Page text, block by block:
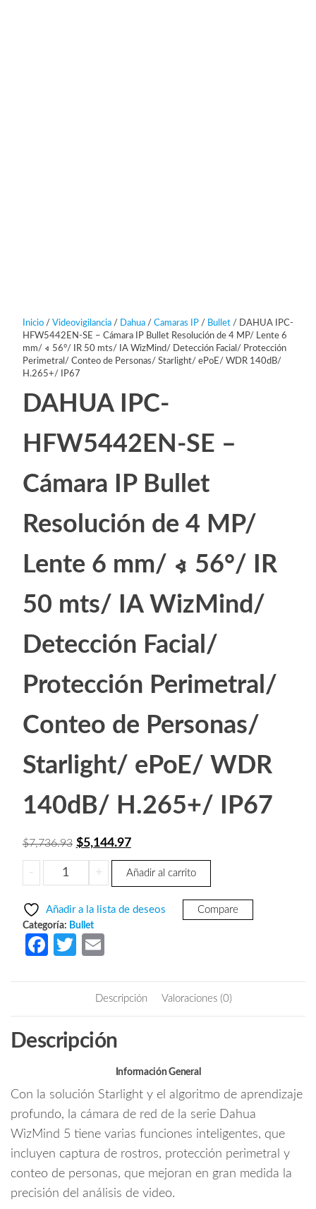
Inicio/ Videovigilancia/ Dahua/ Camaras IP/ Bullet/ DAHUA IPC-
HFW5442EN-SE – Cámara IP Bullet Resolución de 4 MP/ Lente 6
mm/ ∢ 56°/ IR 50 mts/ IA WizMind/ Detección Facial/ Protección
Perimetral/ Conteo de Personas/ Starlight/ ePoE/ WDR 140dB/
H.265+/ IP67
DAHUA IPC-
HFW5442EN-SE –
Cámara IP Bullet
Resolución de 4 MP/
Lente 6 mm/ ∢ 56°/ IR
50 mts/ IA WizMind/
Detección Facial/
Protección Perimetral/
Conteo de Personas/
Starlight/ ePoE/ WDR
140dB/ H.265+/ IP67
$7,736.93 El
precio
original
$7,736.93.
$5,144.97El
precio
$5,144.97.
-
DAHUA
IPC-
-
Cámara
4
∢
56°/
IR
50
mts/
+ Añadir al carrito
Añadir a la lista de deseos Compare
Categoría: Bullet
Fa
o
T
itt
ail
Descripción Valoraciones (0)
Descripción
Información General
Con la solución Starlight y el algoritmo de aprendizaje
profundo, la cámara de red de la serie Dahua
WizMind 5 tiene varias funciones inteligentes, que
incluyen captura de rostros, protección perimetral y
conteo de personas, que mejoran en gran medida la
precisión del análisis de video.